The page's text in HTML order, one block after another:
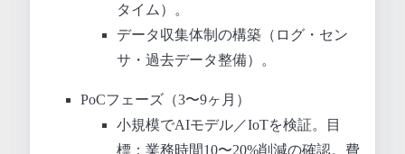
タイム）。
データ収集体制の構築（ログ・セン
サ・過去データ整備）。
PoCフェーズ（3〜9ヶ月）
小規模でAIモデル／IoTを検証。目
標：業務時間10〜20%削減の確認。費